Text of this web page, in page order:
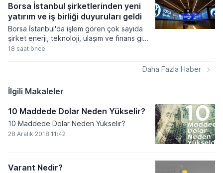
getirileri elde edildi.
Borsa İstanbul şirketlerinden yeni
yatırım ve iş birliği duyuruları geldi
Borsa İstanbul'da işlem gören çok sayıda
şirket enerji, teknoloji, ulaşım ve finans gibi
farklı sektörlerde gerçekleştirdikleri yeni iş
veriler arasında yüksek tutarlı ihale
kazanımları, stratejik distribütörlük
tesis yatırımları öne çıktı.
18 saat önce
Daha Fazla Haber
İlgili Makaleler
10 Maddede Dolar Neden Yükselir?
10 Maddede Dolar Neden Yükselir?
28 Aralık 2018 11:42
Varant Nedir?